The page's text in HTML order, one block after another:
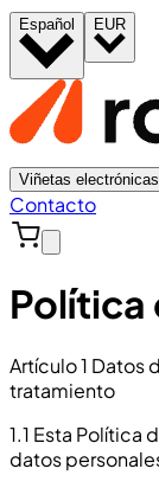
Español EUR
Viñetas electrónicas
Contacto
Política
Artículo 1 Datos
tratamiento
1.1 Esta Política
datos